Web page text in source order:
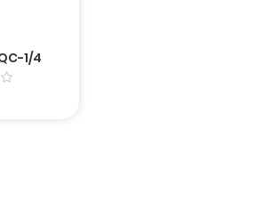
1/4